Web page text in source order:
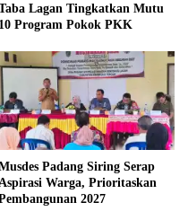
Lagan Tingkatkan Mutu
10 Program Pokok PKK
Padang Siring Serap
Warga, Prioritaskan
2027